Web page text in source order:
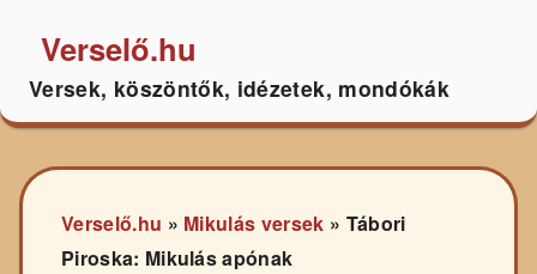
Verselő.hu
Versek, köszöntők, idézetek, mondókák
Verselő.hu » Mikulás versek » Tábori
Piroska: Mikulás apónak